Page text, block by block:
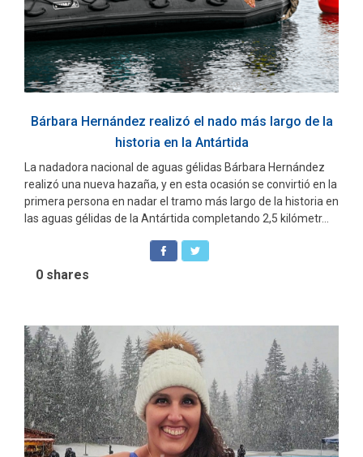
Bárbara Hernández realizó el nado más largo de la
historia en la Antártida
La nadadora nacional de aguas gélidas Bárbara Hernández
realizó una nueva hazaña, y en esta ocasión se convirtió en la
primera persona en nadar el tramo más largo de la historia en
las aguas gélidas de la Antártida completando 2,5 kilómetr...
0 shares